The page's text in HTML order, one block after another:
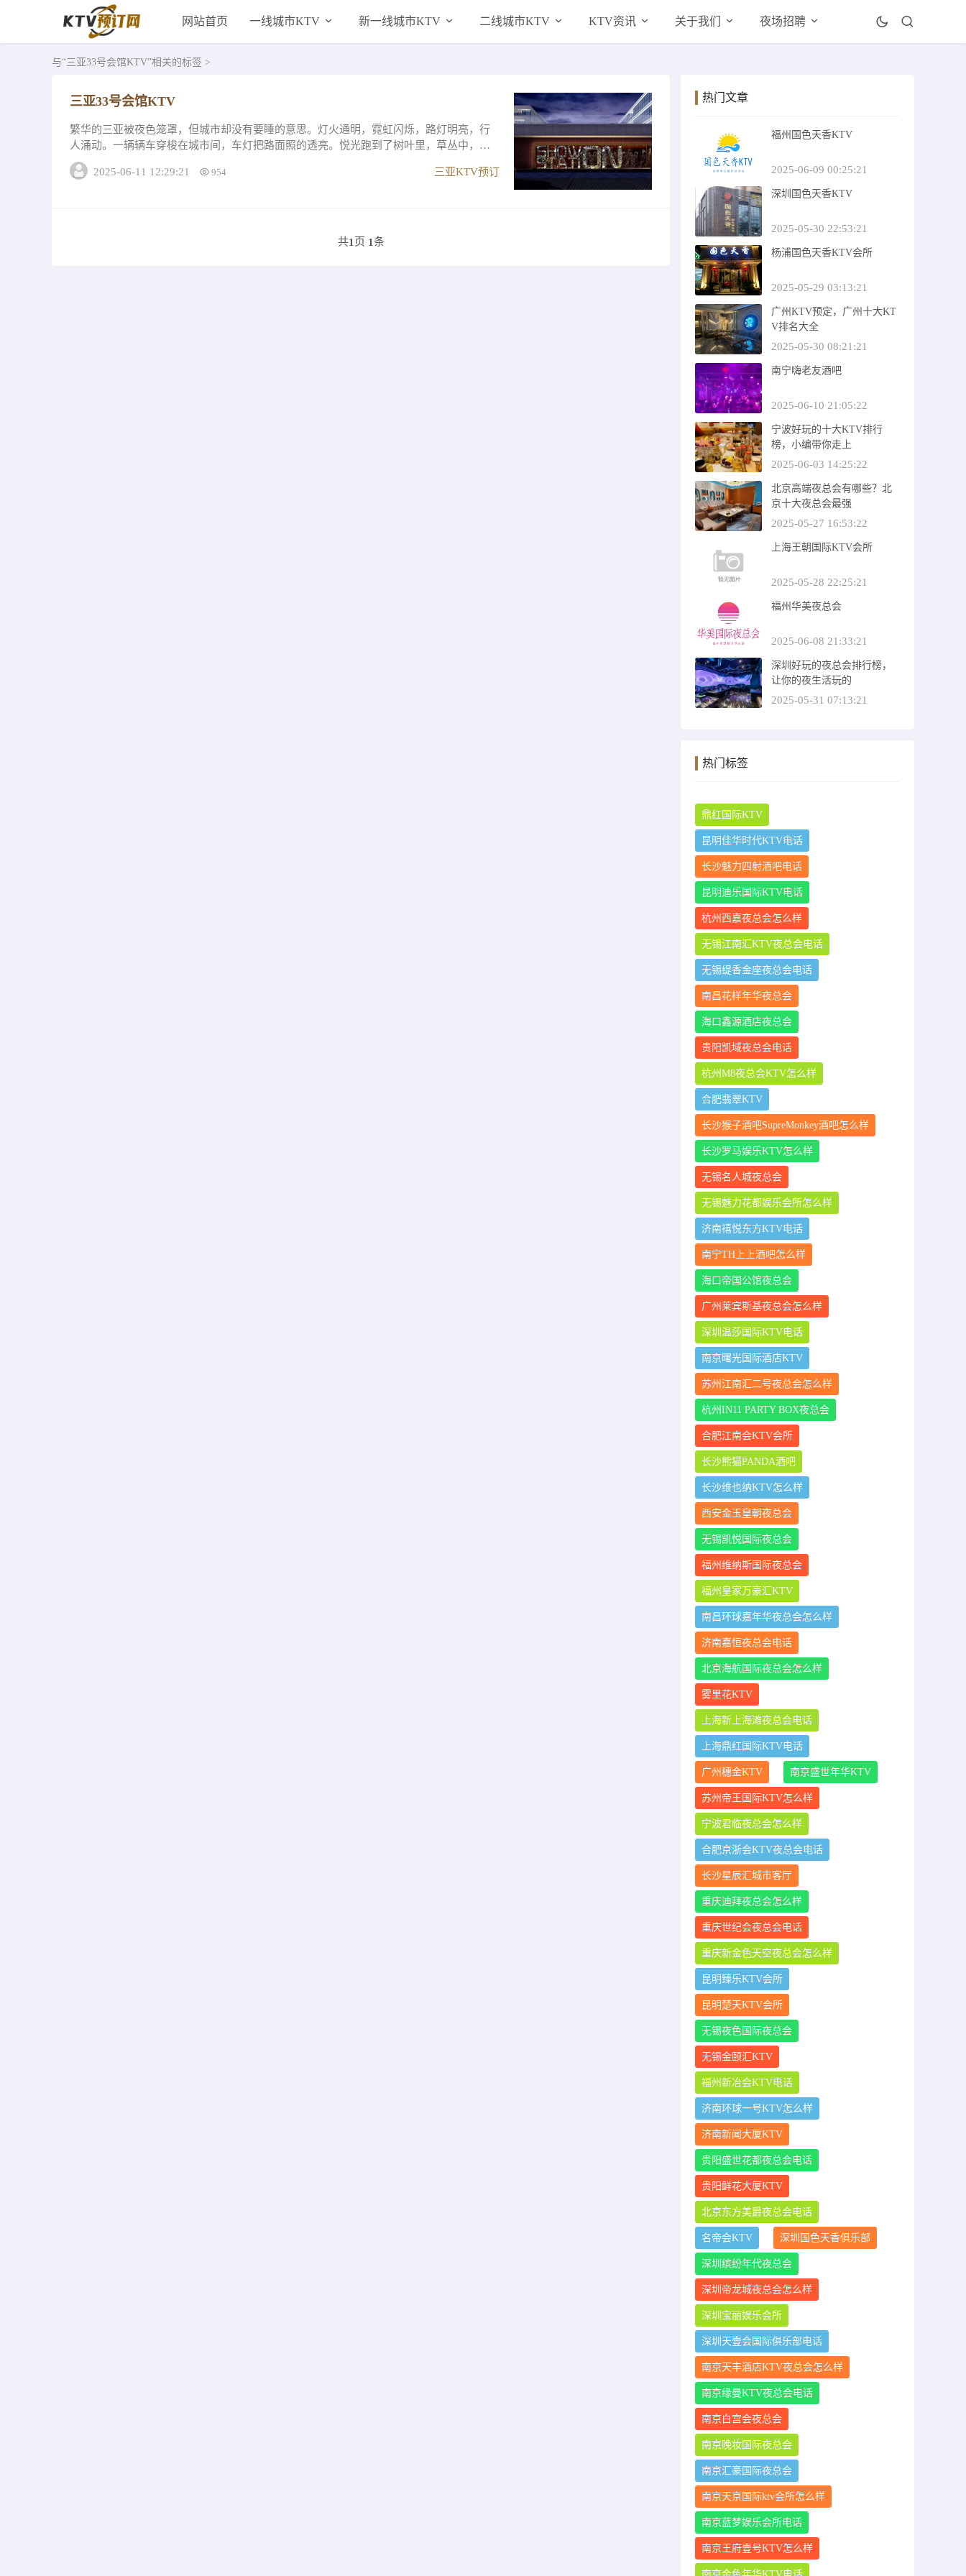
网站首页 一线城市KTV 新一线城市KTV 二线城市KTV KTV资讯 关于我们 夜场招聘
与“三亚33号会馆KTV”相关的标签 >
三亚33号会馆KTV
繁华的三亚被夜色笼罩，但城市却没有要睡的意思。灯火通明，霓虹闪烁，路灯明亮，行
人涌动。一辆辆车穿梭在城市间，车灯把路面照的透亮。悦光跑到了树叶里，草丛中，落
得满地斑驳的光影。一阵风吹来，光影交错，令人...
2025-06-11 12:29:21
954 三亚KTV预订
共1 页 1条
热门文章
福州国色天香KTV
2025-06-09 00:25:21
深圳国色天香KTV
2025-05-30 22:53:21
杨浦国色天香KTV会所
2025-05-29 03:13:21
广州KTV预定，广州十大KT
V排名大全
2025-05-30 08:21:21
南宁嗨老友酒吧
2025-06-10 21:05:22
宁波好玩的十大KTV排行
榜，小编带你走上
2025-06-03 14:25:22
北京高端夜总会有哪些？北
京十大夜总会最强
2025-05-27 16:53:22
上海王朝国际KTV会所
2025-05-28 22:25:21
福州华美夜总会
2025-06-08 21:33:21
深圳好玩的夜总会排行榜，
让你的夜生活玩的
2025-05-31 07:13:21
热门标签
鼎红国际KTV
昆明佳华时代KTV电话
长沙魅力四射酒吧电话
昆明迪乐国际KTV电话
杭州西嘉夜总会怎么样
无锡江南汇KTV夜总会电话
无锡缇香金座夜总会电话
南昌花样年华夜总会
海口鑫源酒店夜总会
贵阳凯域夜总会电话
杭州M8夜总会KTV怎么样
合肥翡翠KTV
长沙猴子酒吧SupreMonkey酒吧怎么样
长沙罗马娱乐KTV怎么样
无锡名人城夜总会
无锡魅力花都娱乐会所怎么样
济南禧悦东方KTV电话
南宁TH上上酒吧怎么样
海口帝国公馆夜总会
广州莱宾斯基夜总会怎么样
深圳温莎国际KTV电话
南京曙光国际酒店KTV
苏州江南汇二号夜总会怎么样
杭州IN11 PARTY BOX夜总会
合肥江南会KTV会所
长沙熊猫PANDA酒吧
长沙维也纳KTV怎么样
西安金玉皇朝夜总会
无锡凯悦国际夜总会
福州维纳斯国际夜总会
福州皇家万豪汇KTV
南昌环球嘉年华夜总会怎么样
济南嘉恒夜总会电话
北京海航国际夜总会怎么样
雾里花KTV
上海新上海滩夜总会电话
上海鼎红国际KTV电话
广州穗金KTV 南京盛世年华KTV
苏州帝王国际KTV怎么样
宁波君临夜总会怎么样
合肥京浙会KTV夜总会电话
长沙星辰汇城市客厅
重庆迪拜夜总会怎么样
重庆世纪会夜总会电话
重庆新金色天空夜总会怎么样
昆明臻乐KTV会所
昆明楚天KTV会所
无锡夜色国际夜总会
无锡金颐汇KTV
福州新冶会KTV电话
济南环球一号KTV怎么样
济南新闻大厦KTV
贵阳盛世花都夜总会电话
贵阳鲜花大厦KTV
北京东方美爵夜总会电话
名帝会KTV 深圳国色天香俱乐部
深圳缤纷年代夜总会
深圳帝龙城夜总会怎么样
深圳宝丽娱乐会所
深圳天壹会国际俱乐部电话
南京天丰酒店KTV夜总会怎么样
南京缘曼KTV夜总会电话
南京白宫会夜总会
南京晚妆国际夜总会
南京汇豪国际夜总会
南京天京国际ktv会所怎么样
南京蓝梦娱乐会所电话
南京王府壹号KTV怎么样